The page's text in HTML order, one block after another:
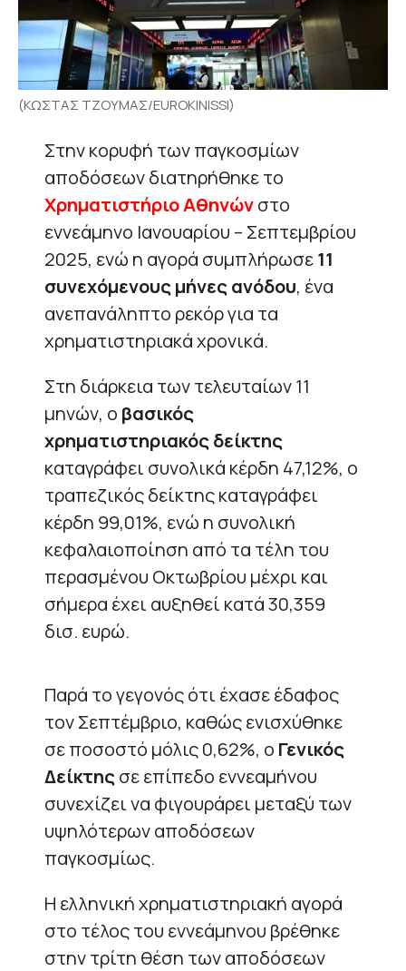
(ΚΩΣΤΑΣ ΤΖΟΥΜΑΣ/EUROKINISSI)
Στην κορυφή των παγκοσμίων
αποδόσεων διατηρήθηκε το
Χρηματιστήριο Αθηνώνστο
εννεάμηνο Ιανουαρίου – Σεπτεμβρίου
2025, ενώ η αγορά συμπλήρωσε11
συνεχόμενους μήνες ανόδου, ένα
ανεπανάληπτο ρεκόρ για τα
χρηματιστηριακά χρονικά.
Στη διάρκεια των τελευταίων 11
μηνών, ο βασικός
χρηματιστηριακός δείκτης
καταγράφει συνολικά κέρδη 47,12%, ο
τραπεζικός δείκτης καταγράφει
κέρδη 99,01%, ενώ η συνολική
κεφαλαιοποίηση από τα τέλη του
περασμένου Οκτωβρίου μέχρι και
σήμερα έχει αυξηθεί κατά 30,359
δισ. ευρώ.
Παρά το γεγονός ότι έχασε έδαφος
τον Σεπτέμβριο, καθώς ενισχύθηκε
σε ποσοστό μόλις 0,62%, ο Γενικός
Δείκτηςσε επίπεδο εννεαμήνου
συνεχίζει να φιγουράρει μεταξύ των
υψηλότερων αποδόσεων
παγκοσμίως.
Η ελληνική χρηματιστηριακή αγορά
στο τέλος του εννεάμηνου βρέθηκε
στην τρίτη θέση των αποδόσεων